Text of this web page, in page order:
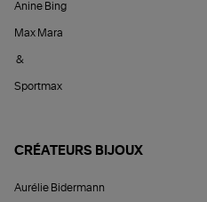
Anine Bing
Max Mara
&
Sportmax
CRÉATEURS BIJOUX
Aurélie Bidermann